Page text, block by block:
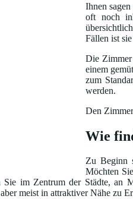
Ihnen
oft noch
Fällen ist
Die Zimmer
einem
zum
werden.
Den
Wie
Zu Beginn
Möchten
Sie im Zentrum der Städte, an
meist in attraktiver Nähe zu